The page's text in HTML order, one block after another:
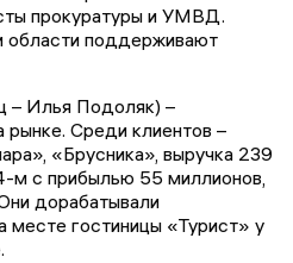
прокуратуры и УМВД.
области поддерживают
– Илья Подоляк) –
рынке. Среди клиентов –
«Брусника», выручка 239
м с прибылью 55 миллионов,
дорабатывали
месте гостиницы «Турист» у